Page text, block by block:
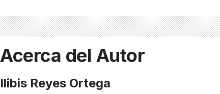
Acerca del Autor
Ilibis Reyes Ortega